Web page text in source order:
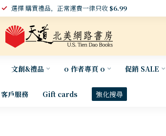
選擇 購買禮品，正常運費一律只收 $6.99
文創&禮品 o 作者專頁 o 促銷 SALE
客戶服務 Gift cards 強化搜尋